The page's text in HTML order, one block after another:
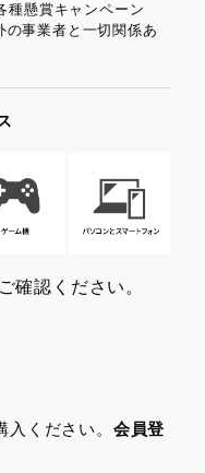
種懸賞キャンペーン
事業者と一切関係あ
確認ください。
ください。 会員登